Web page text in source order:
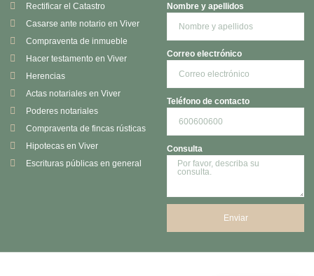
Rectificar el Catastro
Casarse ante notario en Viver
Compraventa de inmueble
Hacer testamento en Viver
Herencias
Actas notariales en Viver
Poderes notariales
Compraventa de fincas rústicas
Hipotecas en Viver
Escrituras públicas en general
Nombre y apellidos
Correo electrónico
Teléfono de contacto
Consulta
Enviar